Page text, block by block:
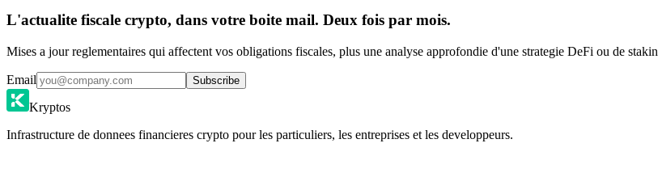
L'actualite fiscale crypto, dans votre boite mail. Deux fois par mois.
Mises a jour reglementaires qui affectent vos obligations fiscales, plus une analyse approfondie d'une strategie DeFi ou de
Email Subscribe
Kryptos
Infrastructure de donnees financieres crypto pour les particuliers, les entreprises et les developpeurs.